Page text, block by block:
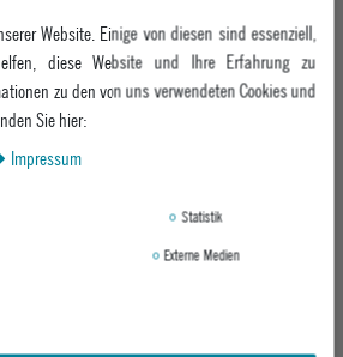
SKYLINE UPRISAL HOODY
INK BLACK
UVP 99,95 €
Website. Einige von diesen sind essenziell,
diese Website und Ihre Erfahrung zu
zu den von uns verwendeten Cookies und
Sie hier:
Impressum
Statistik
Externe Medien